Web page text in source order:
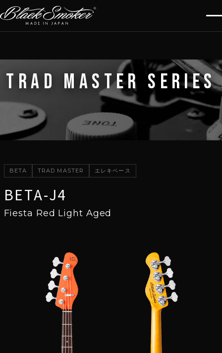
TRAD MASTER SERIES
BETA TRAD MASTER エレキベース
BETA-J4
Fiesta Red Light Aged